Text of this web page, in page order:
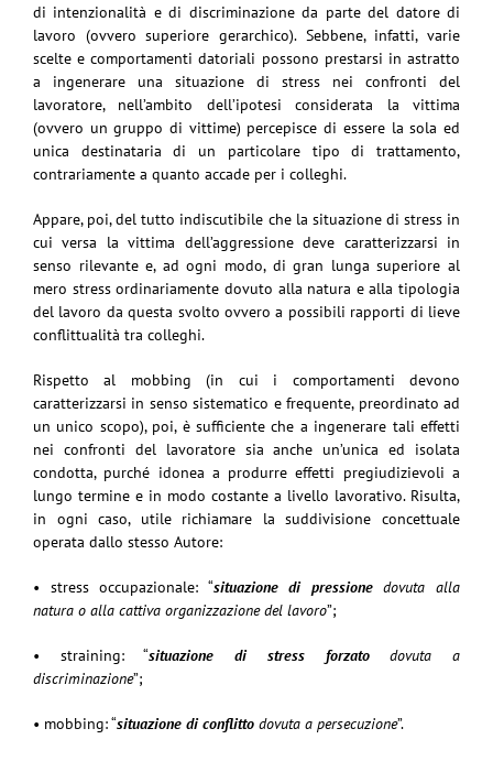
di intenzionalità e di discriminazione da parte del datore di
lavoro (ovvero superiore gerarchico). Sebbene, infatti, varie
scelte e comportamenti datoriali possono prestarsi in astratto
a ingenerare una situazione di stress nei confronti del
lavoratore, nell’ambito dell’ipotesi considerata la vittima
(ovvero un gruppo di vittime) percepisce di essere la sola ed
unica destinataria di un particolare tipo di trattamento,
contrariamente a quanto accade per i colleghi.
Appare, poi, del tutto indiscutibile che la situazione di stress in
cui versa la vittima dell’aggressione deve caratterizzarsi in
senso rilevante e, ad ogni modo, di gran lunga superiore al
mero stress ordinariamente dovuto alla natura e alla tipologia
del lavoro da questa svolto ovvero a possibili rapporti di lieve
conflittualità tra colleghi.
Rispetto al mobbing (in cui i comportamenti devono
caratterizzarsi in senso sistematico e frequente, preordinato ad
un unico scopo), poi, è sufficiente che a ingenerare tali effetti
nei confronti del lavoratore sia anche un’unica ed isolata
condotta, purché idonea a produrre effetti pregiudizievoli a
lungo termine e in modo costante a livello lavorativo. Risulta,
in ogni caso, utile richiamare la suddivisione concettuale
operata dallo stesso Autore:
• stress occupazionale: “situazione di pressionedovuta alla
natura o alla cattiva organizzazione del lavoro”;
• straining: “situazione di stress forzatodovuta a
discriminazione”;
• mobbing: “situazione di conflitto dovuta a persecuzione”.